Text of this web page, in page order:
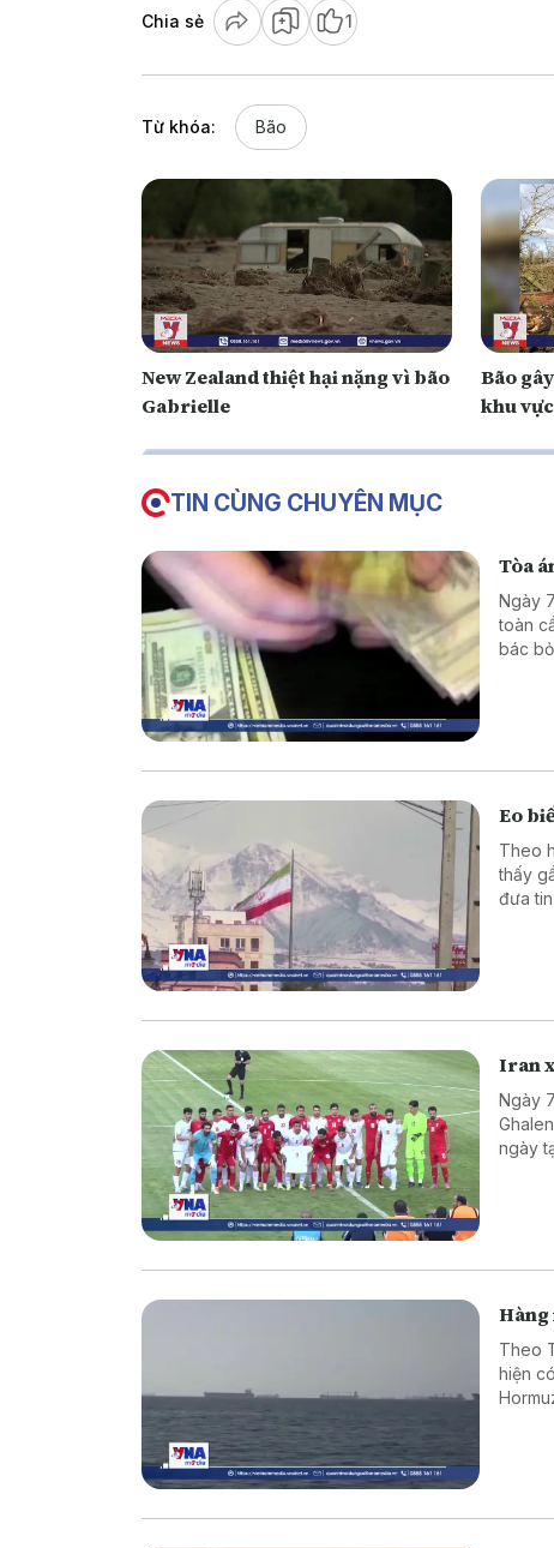
Chia sẻ 1
Từ khóa: Bão
New Zealand thiệt hại nặng vì bão
Gabrielle
Bão
khu
TIN CÙNG CHUYÊN MỤC
Tòa
Ngày
toàn
bác
Eo
Theo
thấy
đưa
Iran
Ngày
ngày
Theo
hiện